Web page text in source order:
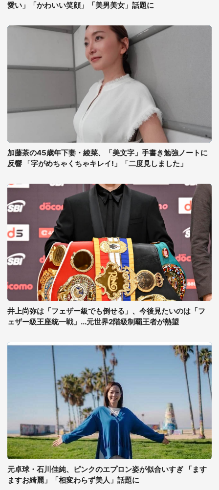
愛い」「かわいい笑顔」「美男美女」話題に
加藤茶の45歳年下妻・綾菜、「美文字」手書き勉強ノートに
反響 「字がめちゃくちゃキレイ!」「二度見しました」
井上尚弥は「フェザー級でも倒せる」、今後見たいのは「フ
ェザー級王座統一戦」...元世界2階級制覇王者が熱望
元卓球・石川佳純、ピンクのエプロン姿が似合いすぎ 「ます
ますお綺麗」「相変わらず美人」話題に